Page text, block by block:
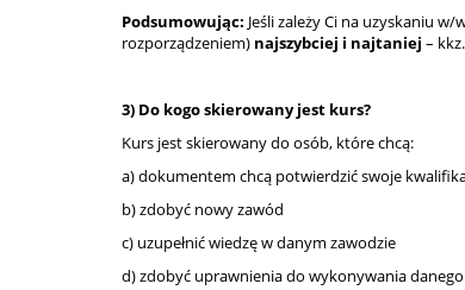
Podsumowując: Jeśli zależy Ci na uzyskaniu
rozporządzeniem) najszybciej i najtaniej –
3) Do kogo skierowany jest kurs?
Kurs jest skierowany do osób, które chcą:
a) dokumentem chcą potwierdzić swoje
b) zdobyć nowy zawód
c) uzupełnić wiedzę w danym zawodzie
d) zdobyć uprawnienia do wykonywania